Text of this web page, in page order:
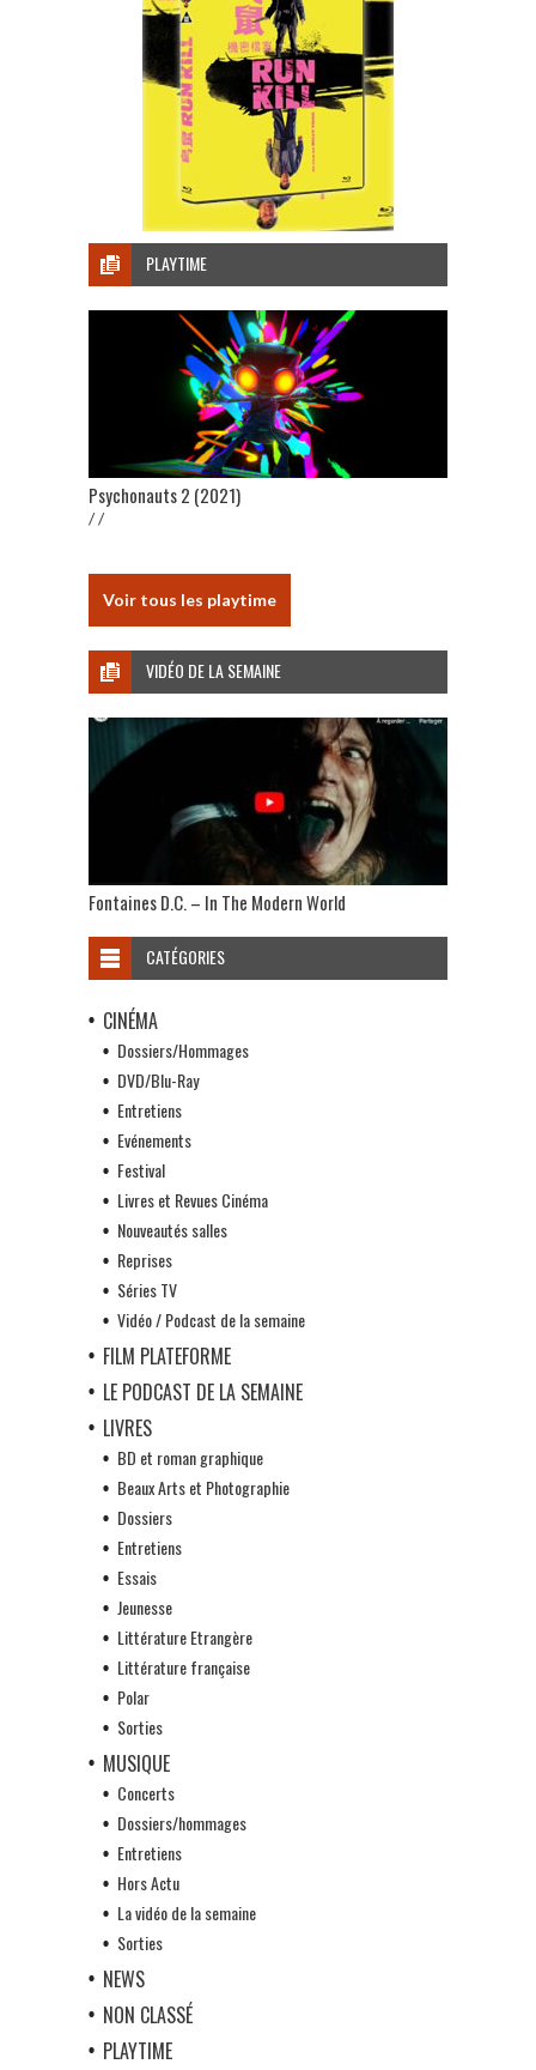
PLAYTIME
Psychonauts 2 (2021)
/ /
Voir tous les playtime
VIDÉO DE LA SEMAINE
Fontaines D.C. – In The Modern World
CATÉGORIES
CINÉMA
Dossiers/Hommages
DVD/Blu-Ray
Entretiens
Evénements
Festival
Livres et Revues Cinéma
Nouveautés salles
Reprises
Séries TV
Vidéo / Podcast de la semaine
FILM PLATEFORME
LE PODCAST DE LA SEMAINE
LIVRES
BD et roman graphique
Beaux Arts et Photographie
Dossiers
Entretiens
Essais
Jeunesse
Littérature Etrangère
Littérature française
Polar
Sorties
MUSIQUE
Concerts
Dossiers/hommages
Entretiens
Hors Actu
La vidéo de la semaine
Sorties
NEWS
NON CLASSÉ
PLAYTIME